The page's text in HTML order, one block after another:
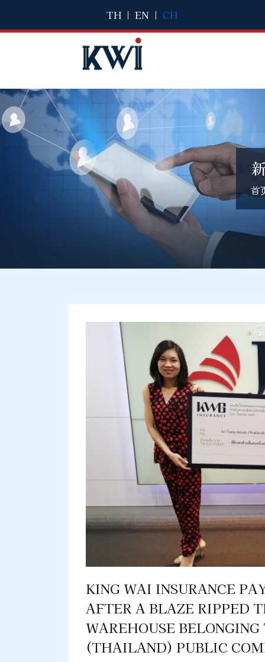
TH | EN | CH
首
KING WAI INSURANCE
AFTER A BLAZE RIPPED
WAREHOUSE
(THAILAND) PUBLIC